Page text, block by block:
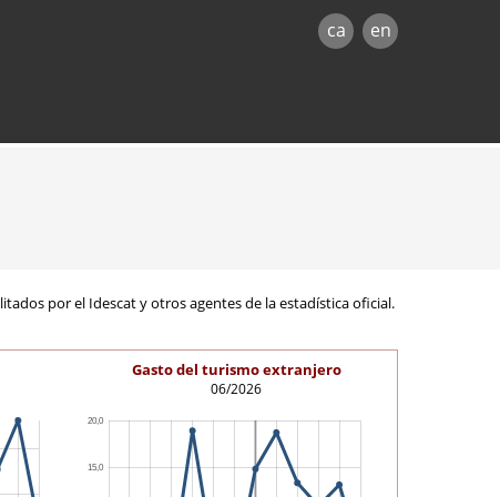
ca en
por el Idescat y otros agentes de la estadística oficial.
Gasto del turismo extranjero
06/2026